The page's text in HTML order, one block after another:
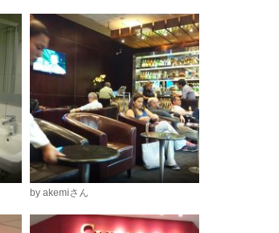
by akemiさん